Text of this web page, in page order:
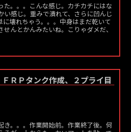
た。。。こんな感じ。カチカチにはな
い感じ。重みで潰れて、さらに凹んじ
に壊れちゃう。。。中身はまだ乾いて
んとかんみたいね。こりゃダメだ、
ＦＲＰタンク作成、２プライ目
き。。。作業開始前。作業終了後。何